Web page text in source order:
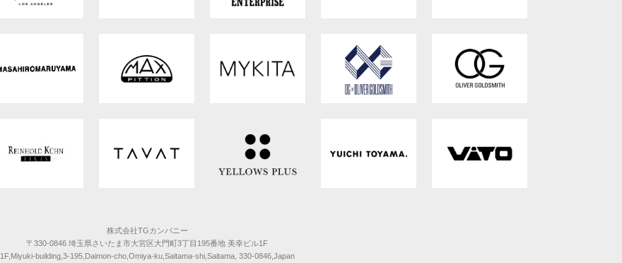
株式会社TGカンパニー
〒330-0846 埼玉県さいたま市大宮区大門町3丁目195番地 美幸ビル1F
1F,Miyuki-building,3-195,Daimon-cho,Omiya-ku,Saitama-shi,Saitama, 330-0846,Japan